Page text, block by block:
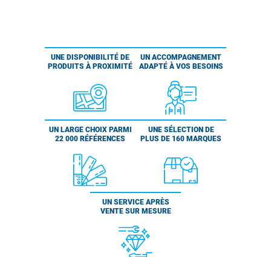
UNE DISPONIBILITÉ DE
PRODUITS À PROXIMITÉ
UN ACCOMPAGNEMENT
ADAPTÉ À VOS BESOINS
UN LARGE CHOIX PARMI
22 000 RÉFÉRENCES
UNE SÉLECTION DE
PLUS DE 160 MARQUES
UN SERVICE APRÈS
VENTE SUR MESURE